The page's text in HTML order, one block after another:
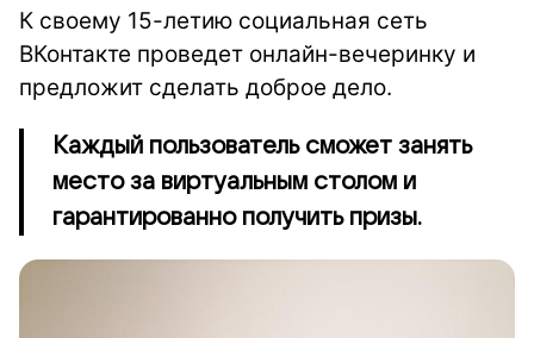
К своему 15-летию социальная сеть
ВКонтакте проведет онлайн-вечеринку и
предложит сделать доброе дело.
Каждый пользователь сможет занять
место за виртуальным столом и
гарантированно получить призы.